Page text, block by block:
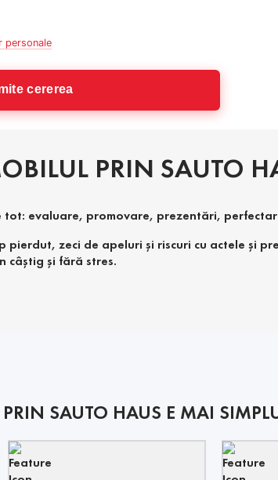
personale
cererea
PRIN SAUTO
tot: evaluare, promovare, prezentări,
pierdut, zeci de apeluri și riscuri cu actele și
câștig și fără stres.
SAUTO HAUS E MAI